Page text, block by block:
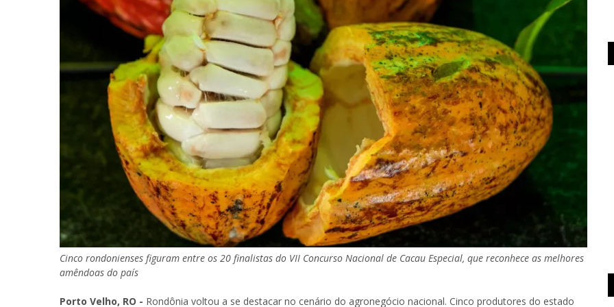
Cinco rondonienses figuram entre os 20 finalistas do VII Concurso Nacional de Cacau Especial, que reconhece as melhores
amêndoas do país
Porto Velho, RO - Rondônia voltou a se destacar no cenário do agronegócio nacional. Cinco produtores do estado